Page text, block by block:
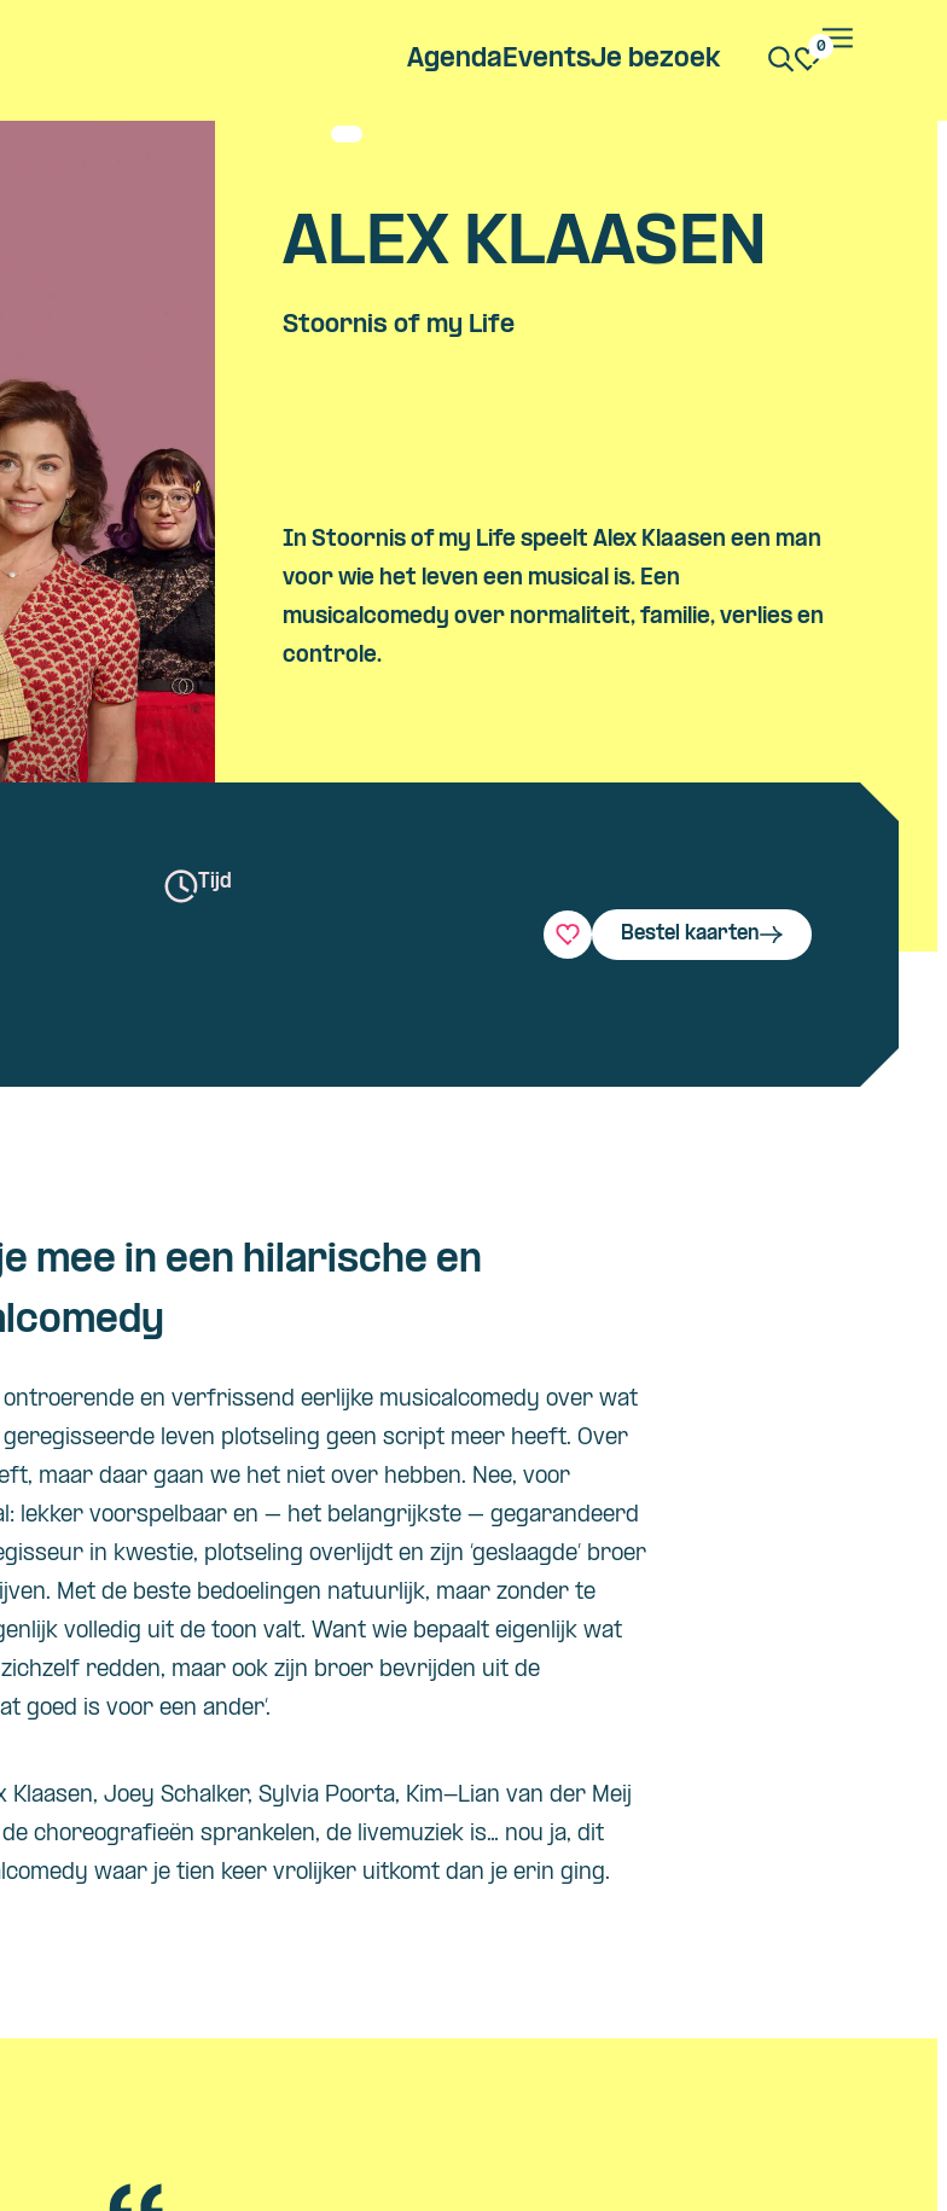
Skip navigatie
AgendaEventsJe bezoek 0
ALEX KLAASEN
Stoornis of my Life
In Stoornis of my Life speelt Alex Klaasen een man
voor wie het leven een musical is. Een
musicalcomedy over normaliteit, familie, verlies en
controle.
Tijd
Bestel kaarten
mee in een hilarische en
en verfrissend eerlijke musicalcomedy over wat
leven plotseling geen script meer heeft. Over
maar daar gaan we het niet over hebben. Nee, voor
lekker voorspelbaar en – het belangrijkste – gegarandeerd
in kwestie, plotseling overlijdt en zijn ‘geslaagde’ broer
Met de beste bedoelingen natuurlijk, maar zonder te
volledig uit de toon valt. Want wie bepaalt eigenlijk wat
zichzelf redden, maar ook zijn broer bevrijden uit de
goed is voor een ander’.
Joey Schalker, Sylvia Poorta, Kim-Lian van der Meij
choreografieën sprankelen, de livemuziek is… nou ja, dit
waar je tien keer vrolijker uitkomt dan je erin ging.